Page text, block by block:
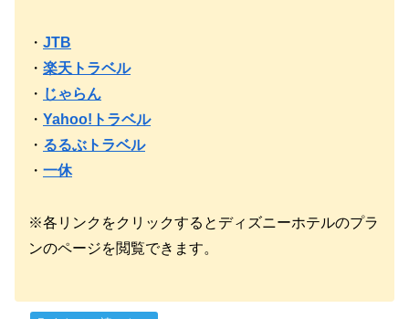
・ JTB
・ 楽天トラベル
・ じゃらん
・ Yahoo!トラベル
・ るるぶトラベル
・ 一休
※各リンクをクリックするとディズニーホテルのプラ
ンのページを閲覧できます。